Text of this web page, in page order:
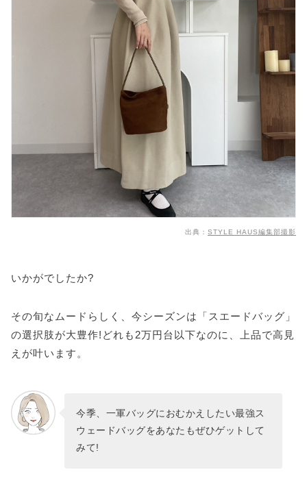
出典： STYLE HAUS編集部撮影
いかがでしたか?
その旬なムードらしく、今シーズンは「スエードバッグ」
の選択肢が大豊作!どれも2万円台以下なのに、上品で高見
えが叶います。
今季、一軍バッグにおむかえしたい最強ス
ウェードバッグをあなたもぜひゲットして
みて!